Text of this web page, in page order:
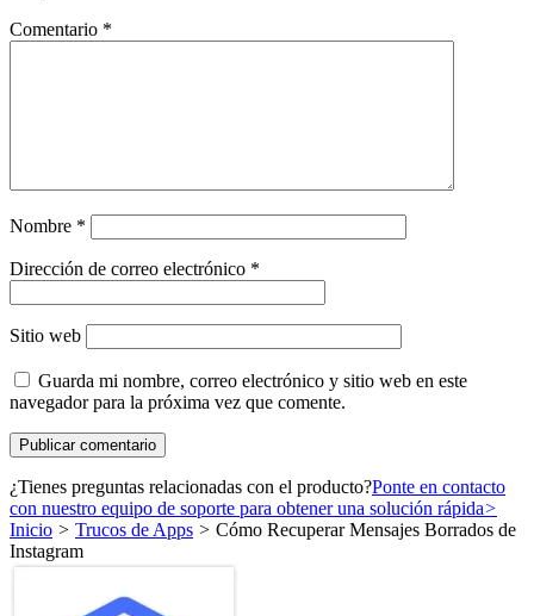
Comentario *
Nombre *
Dirección de correo electrónico *
Sitio web
Guarda mi nombre, correo electrónico y sitio web en este
navegador para la próxima vez que comente.
¿Tienes preguntas relacionadas con el producto?Ponte en contacto
con nuestro equipo de soporte para obtener una solución rápida>
Inicio > Trucos de Apps > Cómo Recuperar Mensajes Borrados de
Instagram